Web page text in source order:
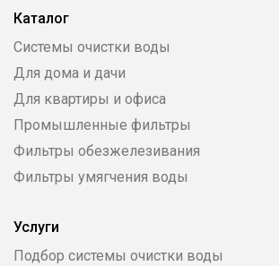
Каталог
Системы очистки воды
Для дома и дачи
Для квартиры и офиса
Промышленные фильтры
Фильтры обезжелезивания
Фильтры умягчения воды
Услуги
Подбор системы очистки воды